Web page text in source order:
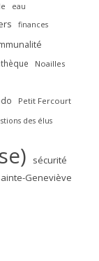
eau
finances
Noailles
Petit Fercourt
des élus
sécurité
Geneviève